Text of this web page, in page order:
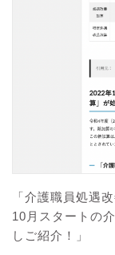
「介護職員処遇
10月スタートの
しご紹介！」